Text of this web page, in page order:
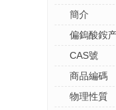
簡介
偏鎢酸銨
CAS號
商品編碼
物理性質